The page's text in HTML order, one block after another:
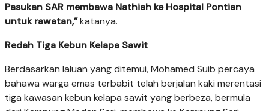
Pasukan SAR membawa Nathiah ke Hospital Pontian
untuk rawatan,”katanya.
Redah Tiga Kebun Kelapa Sawit
Berdasarkan laluan yang ditemui, Mohamed Suib percaya
bahawa warga emas terbabit telah berjalan kaki merentasi
tiga kawasan kebun kelapa sawit yang berbeza, bermula